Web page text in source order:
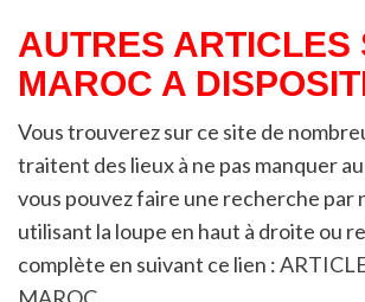
AUTRES ARTICLES
MAROC A
Vous trouverez sur ce site de
traitent des lieux à ne pas manquer
vous pouvez faire une recherche par
utilisant la loupe en haut à droite ou
complète en suivant ce lien :